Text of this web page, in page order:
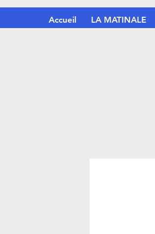
Accueil LA MATINALE